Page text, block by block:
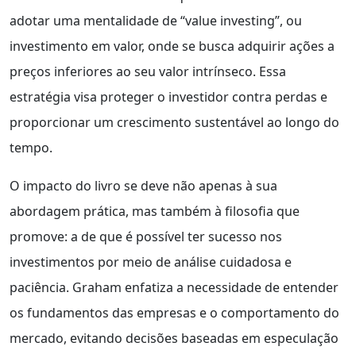
adotar uma mentalidade de “value investing”, ou
investimento em valor, onde se busca adquirir ações a
preços inferiores ao seu valor intrínseco. Essa
estratégia visa proteger o investidor contra perdas e
proporcionar um crescimento sustentável ao longo do
tempo.
O impacto do livro se deve não apenas à sua
abordagem prática, mas também à filosofia que
promove: a de que é possível ter sucesso nos
investimentos por meio de análise cuidadosa e
paciência. Graham enfatiza a necessidade de entender
os fundamentos das empresas e o comportamento do
mercado, evitando decisões baseadas em especulação